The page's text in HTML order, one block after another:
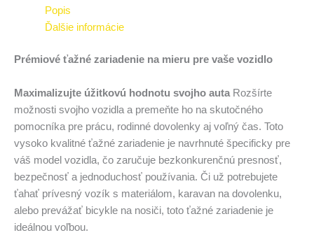
Popis
Ďalšie informácie
Prémiové ťažné zariadenie na mieru pre vaše vozidlo
Maximalizujte úžitkovú hodnotu svojho auta Rozšírte
možnosti svojho vozidla a premeňte ho na skutočného
pomocníka pre prácu, rodinné dovolenky aj voľný čas. Toto
vysoko kvalitné ťažné zariadenie je navrhnuté špecificky pre
váš model vozidla, čo zaručuje bezkonkurenčnú presnosť,
bezpečnosť a jednoduchosť používania. Či už potrebujete
ťahať prívesný vozík s materiálom, karavan na dovolenku,
alebo prevážať bicykle na nosiči, toto ťažné zariadenie je
ideálnou voľbou.